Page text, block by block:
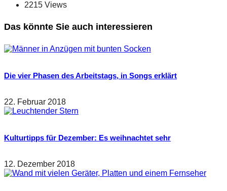
2215 Views
Das könnte Sie auch interessieren
Die vier Phasen des Arbeitstags, in Songs erklärt
22. Februar 2018
Kulturtipps für Dezember: Es weihnachtet sehr
12. Dezember 2018